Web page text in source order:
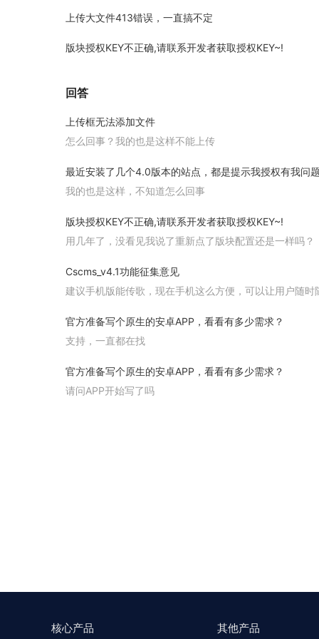
上传大文件413错误，一直搞不定
版块授权KEY不正确,请联系开发者获取授权KEY~!
回答
上传框无法添加文件
怎么回事？我的也是这样不能上传
最近安装了几个4.0版本的站点，都是提示我授权有我问题
我的也是这样，不知道怎么回事
版块授权KEY不正确,请联系开发者获取授权KEY~!
用几年了，没看见我说了重新点了版块配置还是一样吗？
Cscms_v4.1功能征集意见
建议手机版能传歌，现在手机这么方便，可以让用户随时
官方准备写个原生的安卓APP，看看有多少需求？
支持，一直都在找
官方准备写个原生的安卓APP，看看有多少需求？
请问APP开始写了吗
核心产品 其他产品